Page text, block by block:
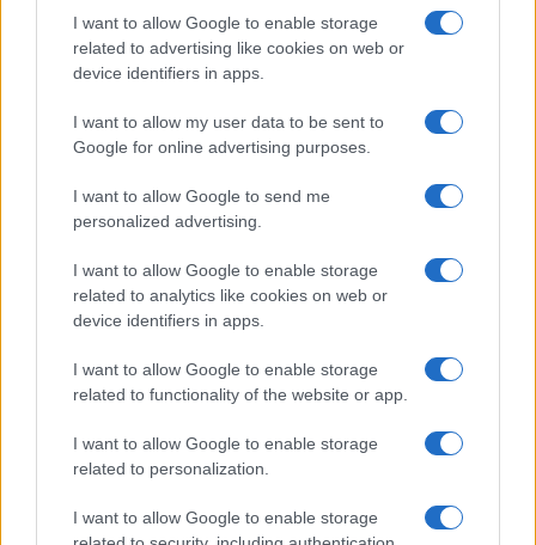
I want to allow Google to enable storage
related to advertising like cookies on web or
device identifiers in apps.
I want to allow my user data to be sent to
Google for online advertising purposes.
I want to allow Google to send me
personalized advertising.
I want to allow Google to enable storage
related to analytics like cookies on web or
device identifiers in apps.
I want to allow Google to enable storage
related to functionality of the website or app.
I want to allow Google to enable storage
related to personalization.
I want to allow Google to enable storage
frontale ai socialisti. Va detto che già domenica
sera Mélenchon aveva proclamato vittoria su
esaltando il risultato della sinistra.
Jordan Bardella, dal canto suo, aveva fatto lo
stesso per il
Rassemblement National
: un annuncio
forse prematuro, a soli 90 secondi dai primi
trionfo di RNnon pare schiacciante
come ci si
poteva aspettare. Il vero nodo resta il secondo
sempre accaduto conMarine Le Pen
– la vittoria
resterà una bella illusione.
Lisnard, scelte chiare